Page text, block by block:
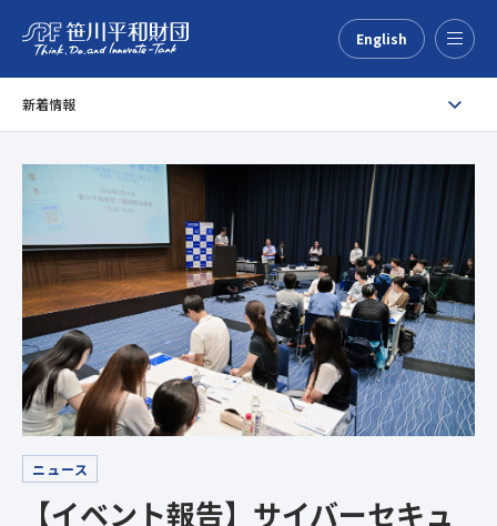
English
新着情報
ニュース
【イベント報告】サイバーセキュ